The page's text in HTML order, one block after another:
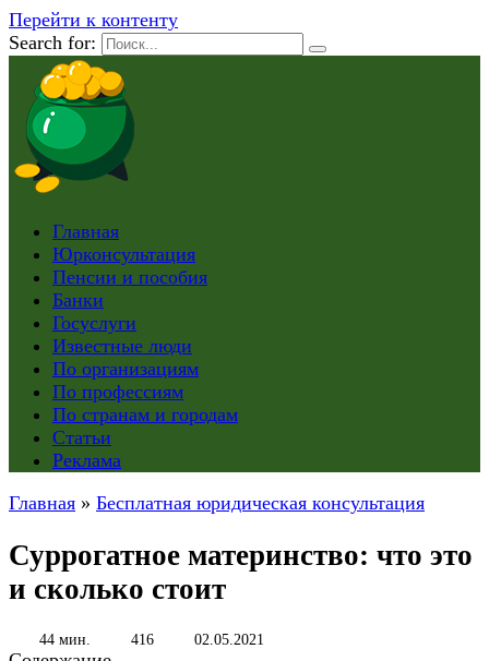
Перейти к контенту
Search for:
Главная
Юрконсультация
Пенсии и пособия
Банки
Госуслуги
Известные люди
По организациям
По профессиям
По странам и городам
Статьи
Реклама
Главная » Бесплатная юридическая консультация
Суррогатное материнство: что это
и сколько стоит
44 мин. 416 02.05.2021